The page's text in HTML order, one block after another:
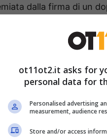
dalla firma di un
paga e
a ‘Tecnica
di un convegno
ricerca.
degli stipendi
ot11ot2.it asks for
personal data for
Personalised advertising
measurement, audience
Store and/or access